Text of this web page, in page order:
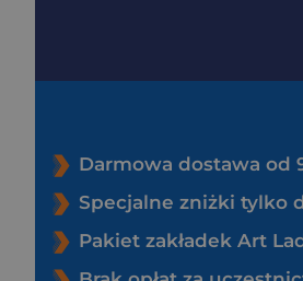
Darmowa dostawa od
Specjalne zniżki tylko
Pakiet zakładek Art